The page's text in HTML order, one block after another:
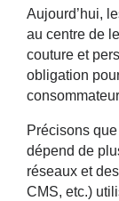
Aujourd’hui,
au centre de
couture et
obligation
Précisons
dépend de
réseaux et
CMS, etc.)